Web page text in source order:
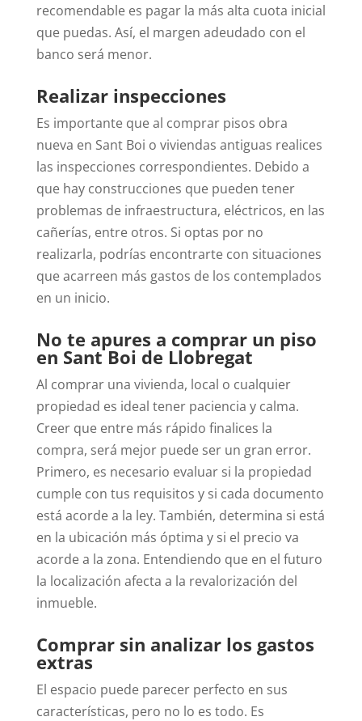
recomendable es pagar la más alta cuota inicial
que puedas. Así, el margen adeudado con el
banco será menor.
Realizar inspecciones
Es importante que al comprar pisos obra
nueva en Sant Boi o viviendas antiguas realices
las inspecciones correspondientes. Debido a
que hay construcciones que pueden tener
problemas de infraestructura, eléctricos, en las
cañerías, entre otros. Si optas por no
realizarla, podrías encontrarte con situaciones
que acarreen más gastos de los contemplados
en un inicio.
No te apures a comprar un piso
en Sant Boi de Llobregat
Al comprar una vivienda, local o cualquier
propiedad es ideal tener paciencia y calma.
Creer que entre más rápido finalices la
compra, será mejor puede ser un gran error.
Primero, es necesario evaluar si la propiedad
cumple con tus requisitos y si cada documento
está acorde a la ley. También, determina si está
en la ubicación más óptima y si el precio va
acorde a la zona. Entendiendo que en el futuro
la localización afecta a la revalorización del
inmueble.
Comprar sin analizar los gastos
extras
El espacio puede parecer perfecto en sus
características, pero no lo es todo. Es